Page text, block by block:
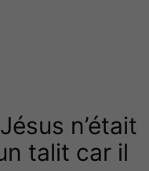
n’était
talit car il